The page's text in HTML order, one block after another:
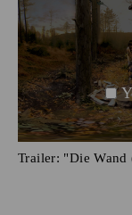
Trailer: "Die Wand